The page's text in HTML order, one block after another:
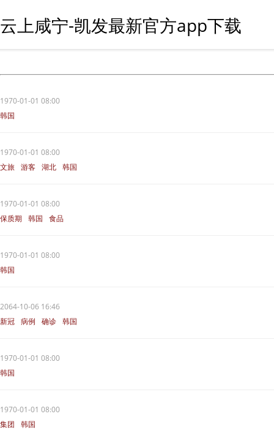
云上咸宁-凯发最新官方app下载
1970-01-01 08:00
韩国
1970-01-01 08:00
文旅 游客 湖北 韩国
1970-01-01 08:00
保质期
韩国 食品
1970-01-01 08:00
韩国
2064-10-06 16:46
新冠 病例 确诊 韩国
1970-01-01 08:00
韩国
1970-01-01 08:00
集团
韩国